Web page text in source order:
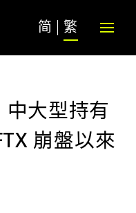
简 繁
大型持有
崩盤以來